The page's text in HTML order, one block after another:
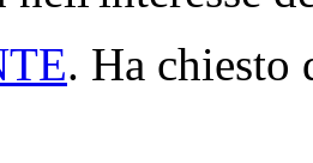
. Ha chiesto